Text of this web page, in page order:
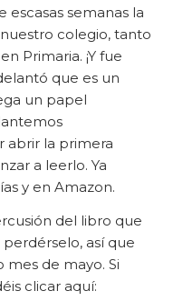
semanas la
colegio, tanto
Primaria. ¡Y fue
que es un
un papel
abrir la primera
a leerlo. Ya
y en Amazon.
del libro que
así que
mes de mayo. Si
clicar aquí: